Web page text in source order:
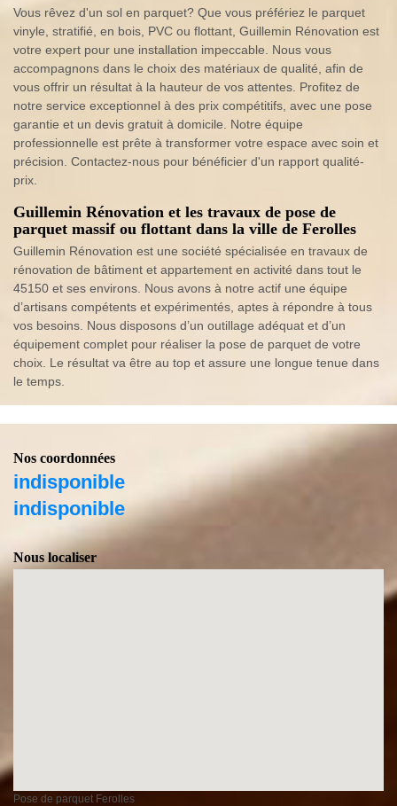
Vous rêvez d'un sol en parquet? Que vous préfériez le parquet
vinyle, stratifié, en bois, PVC ou flottant, Guillemin Rénovation est
votre expert pour une installation impeccable. Nous vous
accompagnons dans le choix des matériaux de qualité, afin de
vous offrir un résultat à la hauteur de vos attentes. Profitez de
notre service exceptionnel à des prix compétitifs, avec une pose
garantie et un devis gratuit à domicile. Notre équipe
professionnelle est prête à transformer votre espace avec soin et
précision. Contactez-nous pour bénéficier d'un rapport qualité-
prix.
Guillemin Rénovation et les travaux de pose de
parquet massif ou flottant dans la ville de Ferolles
Guillemin Rénovation est une société spécialisée en travaux de
rénovation de bâtiment et appartement en activité dans tout le
45150 et ses environs. Nous avons à notre actif une équipe
d’artisans compétents et expérimentés, aptes à répondre à tous
vos besoins. Nous disposons d’un outillage adéquat et d’un
équipement complet pour réaliser la pose de parquet de votre
choix. Le résultat va être au top et assure une longue tenue dans
le temps.
Nos coordonnées
indisponible
indisponible
Nous localiser
Pose de parquet Ferolles